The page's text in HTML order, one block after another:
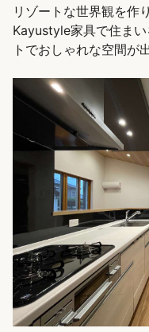
リゾートな世界観を作
Kayustyle家具で住ま
トでおしゃれな空間が